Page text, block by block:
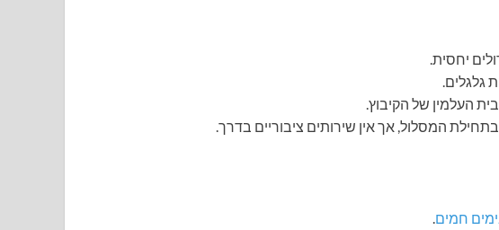
יחסית.
גלגלים.
בית העלמין של הקיבוץ.
המסלול, אך אין שירותים ציבוריים בדרך.
חמים